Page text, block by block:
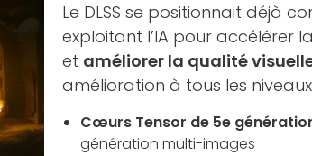
Le DLSS se positionnait déjà
exploitant l’IA pour accélérer
et améliorer la qualité
amélioration à tous les
Cœurs Tensor de 5e
génération multi-images